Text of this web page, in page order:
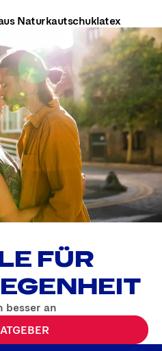
Naturkautschuklatex
FÜR
besser an